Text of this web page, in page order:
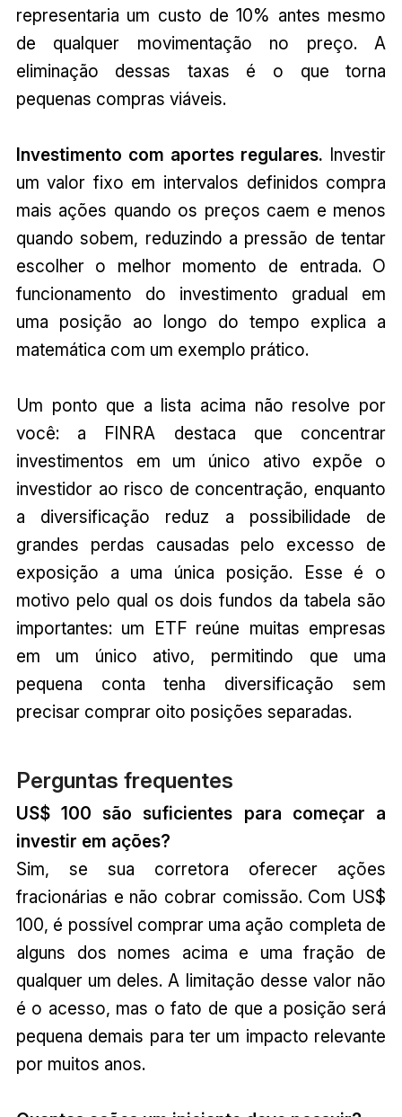
representaria um custo de 10% antes mesmo
de qualquer movimentação no preço. A
eliminação dessas taxas é o que torna
pequenas compras viáveis.
Investimento com aportes regulares. Investir
um valor fixo em intervalos definidos compra
mais ações quando os preços caem e menos
quando sobem, reduzindo a pressão de tentar
escolher o melhor momento de entrada. O
funcionamento do investimento gradual em
uma posição ao longo do tempo explica a
matemática com um exemplo prático.
Um ponto que a lista acima não resolve por
você: a FINRA destaca que concentrar
investimentos em um único ativo expõe o
investidor ao risco de concentração, enquanto
a diversificação reduz a possibilidade de
grandes perdas causadas pelo excesso de
exposição a uma única posição. Esse é o
motivo pelo qual os dois fundos da tabela são
importantes: um ETF reúne muitas empresas
em um único ativo, permitindo que uma
pequena conta tenha diversificação sem
precisar comprar oito posições separadas.
Perguntas frequentes
US$ 100 são suficientes para começar a
investir em ações?
Sim, se sua corretora oferecer ações
fracionárias e não cobrar comissão. Com US$
100, é possível comprar uma ação completa de
alguns dos nomes acima e uma fração de
qualquer um deles. A limitação desse valor não
é o acesso, mas o fato de que a posição será
pequena demais para ter um impacto relevante
por muitos anos.